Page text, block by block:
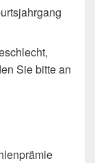
Sie bitte an